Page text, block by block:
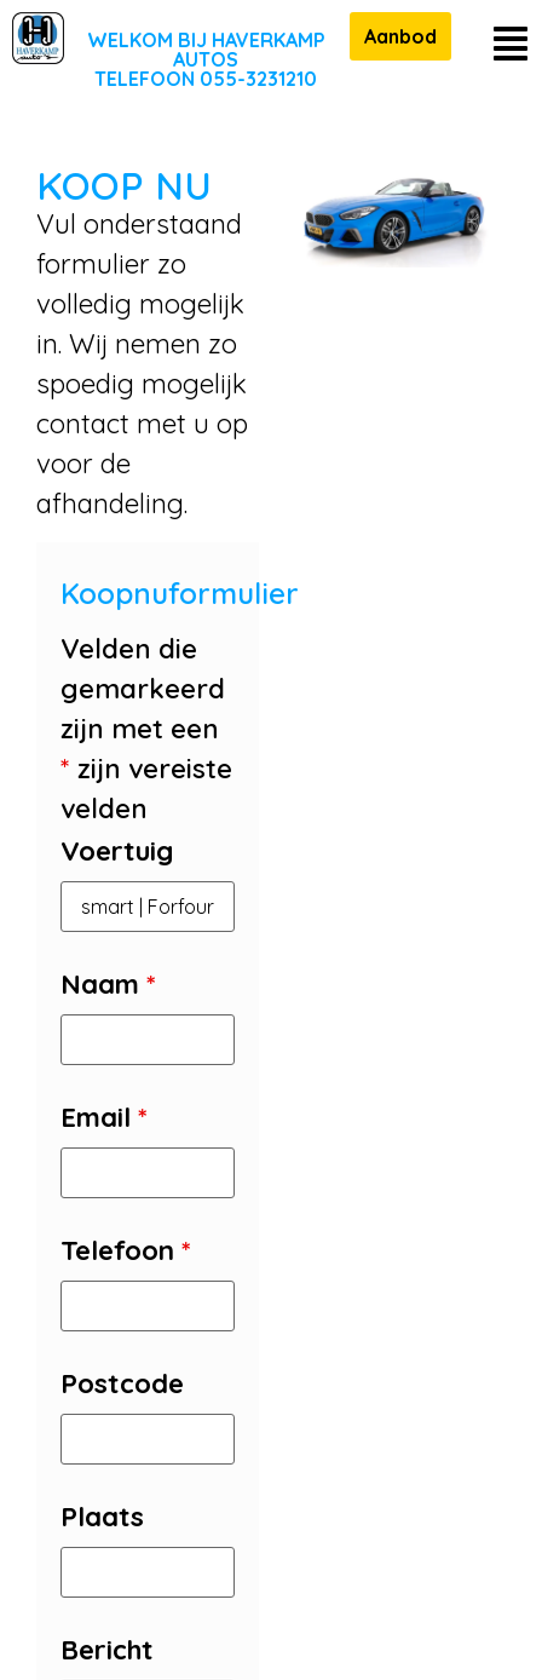
WELKOM BIJ HAVERKAMP
AUTOS
TELEFOON 055-3231210
Aanbod
KOOP NU
Vul onderstaand
formulier zo
volledig mogelijk
in. Wij nemen zo
spoedig mogelijk
contact met u op
voor de
afhandeling.
Koopnuformulier
Velden die
gemarkeerd
zijn met een
* zijn vereiste
velden
Voertuig
Naam *
Email *
Telefoon *
Postcode
Plaats
Bericht